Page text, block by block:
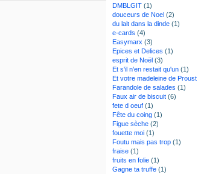
DMBLGIT (1)
douceurs de Noel (2)
du lait dans la dinde (1)
e-cards (4)
Easymarx (3)
Epices et Delices (1)
esprit de Noël (3)
Et s'il n'en restait qu'un (1)
Et votre madeleine de Proust
Farandole de salades (1)
Faux air de biscuit (6)
fete d oeuf (1)
Fête du coing (1)
Figue sèche (2)
fouette moi (1)
Foutu mais pas trop (1)
fraise (1)
fruits en folie (1)
Gagne ta truffe (1)